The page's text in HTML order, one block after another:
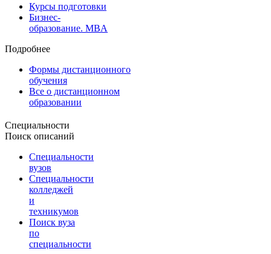
Курсы подготовки
Бизнес-
образование. MBA
Подробнее
Формы дистанционного
обучения
Все о дистанционном
образовании
Специальности
Поиск описаний
Специальности
вузов
Специальности
колледжей
и
техникумов
Поиск вуза
по
специальности